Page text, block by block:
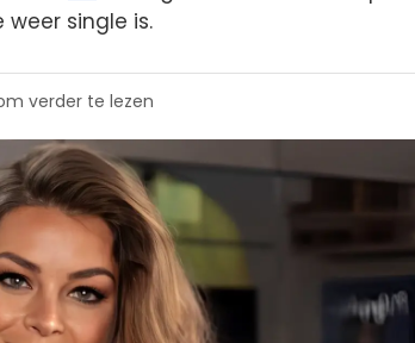
single is.
verder te lezen